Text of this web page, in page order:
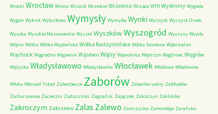
Wrocki Wrocław Wrona Wrzask Wrzeście Września Wrząca WTR Wydminy Wygoda
Wygon Wykrot Wylazłowo Wymysły Wymyśle Wynki Wyrzysk Wyrzysk Osiek
Wysoka Wysokie Mazowieckie Wyszel WyszkówWyszogród Wyszyny Wywła
Wójcin Wólka Wólka Majdańska Wólka Radzymińska Wólka Smolana Wąbrzeźno
Wąchock Wągrodno Wąpielsk Wąsewo Wąsy Wąwolnica Wędrzyn Węgliniec Węgrów
Wężyska Władysławowo Władysławów Włocławek Włodawa Włodowice
Włoka Włosień Ystad Zaberbecze Zaborów Zaborów Leśny Zabłudów
Zacharzowice Zacieczki Zaduszniki Zagnańsk Zajączek Zakliczyn Zaklików
Zakroczym Zakrzewo ZalasZalewo Zamczysko Zamordeje Zarańsko